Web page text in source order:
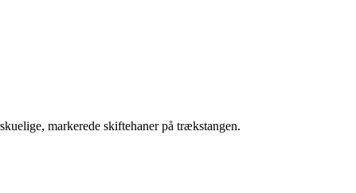
markerede skiftehaner på trækstangen.